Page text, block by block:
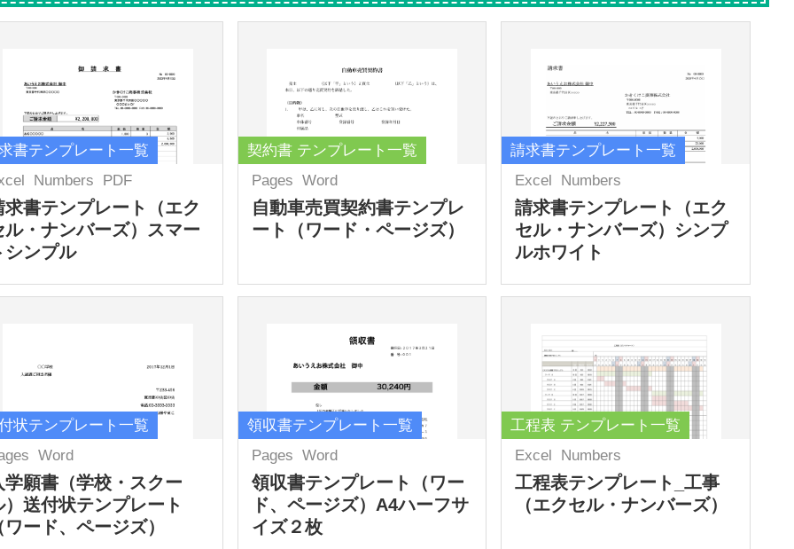
書テンプレート一覧
Numbers PDF
求書テンプレート（エク
ル・ナンバーズ）スマー
シンプル
契約書 テンプレート一覧
Pages Word
自動車売買契約書テンプレ
ート（ワード・ページズ）
請求書テンプレート一覧
Excel
Numbers
請求書テンプレート（エク
セル・ナンバーズ）シンプ
ルホワイト
状テンプレート一覧
Word
学願書（学校・スクー
）送付状テンプレート
ワード、ページズ）
領収書テンプレート一覧
Pages Word
領収書テンプレート（ワー
ド、ページズ）A4ハーフサ
イズ２枚
工程表 テンプレート一覧
Excel
Numbers
工程表テンプレート_工事
（エクセル・ナンバーズ）